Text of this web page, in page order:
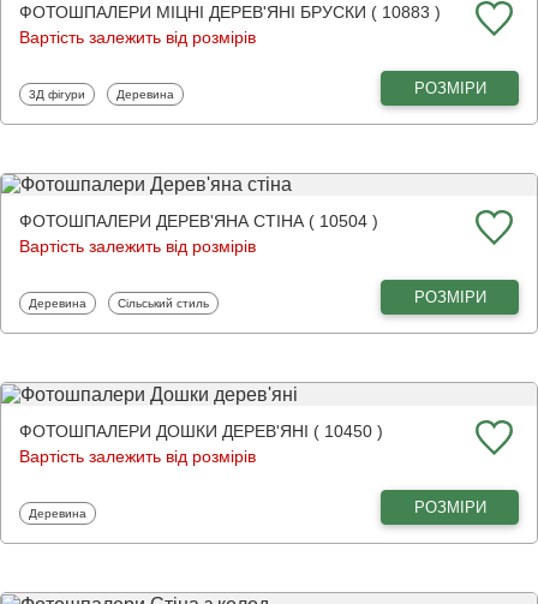
ФОТОШПАЛЕРИ МІЦНІ ДЕРЕВ'ЯНІ БРУСКИ ( 10883 )
Вартість залежить від розмірів
Фотошпалери
3Д фігури Фотошпалери
Деревина РОЗМІРИ
ФОТОШПАЛЕРИ ДЕРЕВ'ЯНА СТІНА ( 10504 )
Вартість залежить від розмірів
Фотошпалери
Деревина Фотошпалери
Сільський стиль РОЗМІРИ
ФОТОШПАЛЕРИ ДОШКИ ДЕРЕВ'ЯНІ ( 10450 )
Вартість залежить від розмірів
Фотошпалери
Деревина РОЗМІРИ